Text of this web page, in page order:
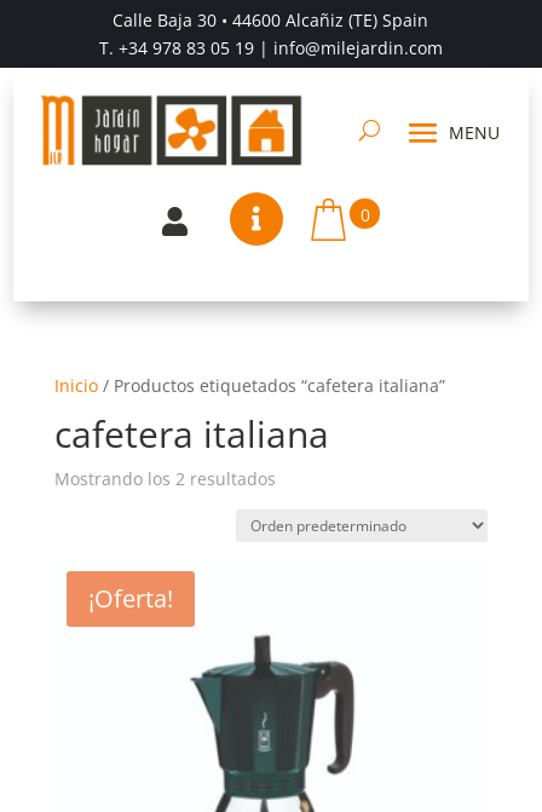
Calle Baja 30 • 44600 Alcañiz (TE) Spain
T. +34 978 83 05 19| info@milejardin.com
  0
Inicio/ Productos etiquetados “cafetera italiana”
cafetera italiana
Mostrando los 2 resultados
¡Oferta!